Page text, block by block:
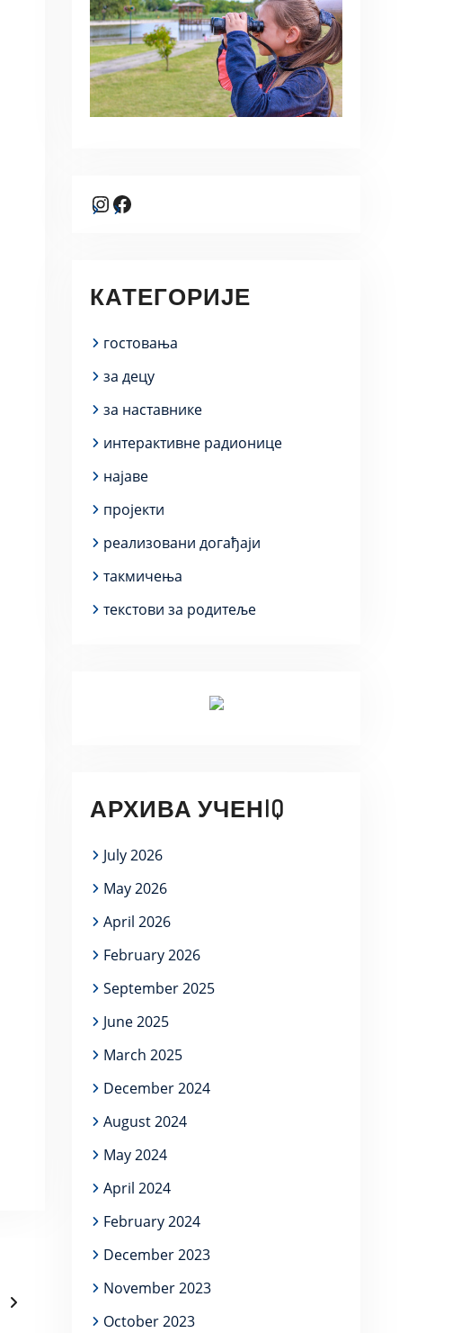
Instagram
Facebook
КАТЕГОРИЈЕ
гостовања
за децу
за наставнике
интерактивне радионице
најаве
пројекти
реализовани догађаји
такмичења
текстови за родитеље
АРХИВА УЧЕНIQ
July 2026
May 2026
April 2026
February 2026
September 2025
June 2025
March 2025
December 2024
August 2024
May 2024
April 2024
February 2024
December 2023
November 2023
October 2023